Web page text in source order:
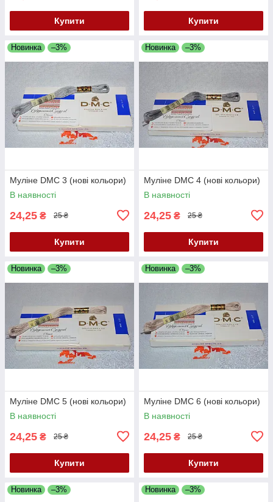
Купити Купити
Новинка –3%
Муліне DMC 3 (нові кольори)
В наявності
24,25 ₴ 25 ₴
Купити
Новинка –3%
Муліне DMC 4 (нові кольори)
В наявності
24,25 ₴ 25 ₴
Купити
Новинка –3%
Муліне DMC 5 (нові кольори)
В наявності
24,25 ₴ 25 ₴
Купити
Новинка –3%
Муліне DMC 6 (нові кольори)
В наявності
24,25 ₴ 25 ₴
Купити
Новинка –3% Новинка –3%